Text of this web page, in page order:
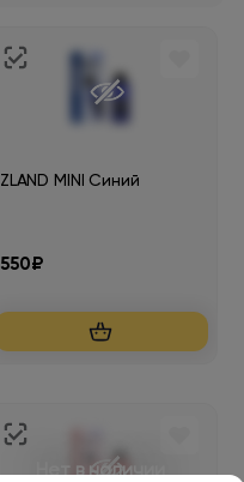
ZLAND MINI Синий
550₽
Нет в наличии